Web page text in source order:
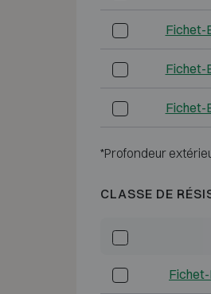
Fichet-
Fichet-
Fichet-
*Profondeur
CLASSE DE
Fichet-